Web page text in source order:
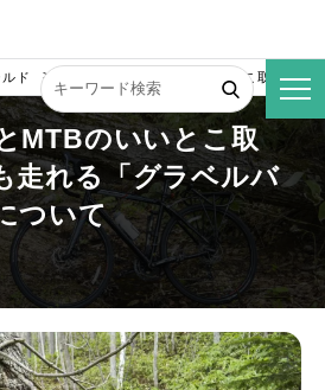
ド ロードバイクとMTBのいいとこ取り！
MTBのいいとこ取
走れる「グラベルバ
ついて